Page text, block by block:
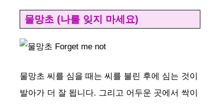
물망초 (나를 잊지 마세요)
물망초 씨를 심을 때는 씨를 불린 후에 심는 것이
발아가 더 잘 됩니다. 그리고 어두운 곳에서 싹이